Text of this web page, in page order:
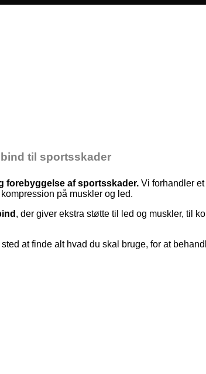
til sportsskader
forebyggelse af sportsskader. Vi forhandler
på muskler og led.
, der giver ekstra støtte til led og muskler, til
at finde alt hvad du skal bruge, for at